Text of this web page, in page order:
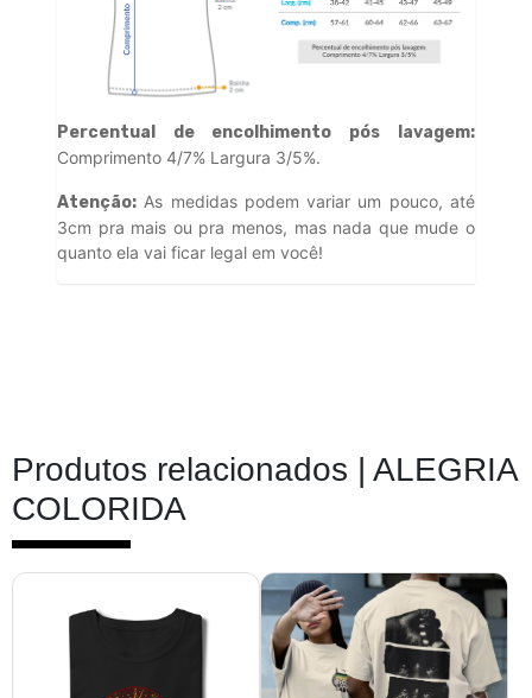
Percentual de encolhimento pós lavagem:
Comprimento 4/7% Largura 3/5%.
Atenção: As medidas podem variar um pouco, até
3cm pra mais ou pra menos, mas nada que mude o
quanto ela vai ficar legal em você!
Produtos relacionados | ALEGRIA
COLORIDA